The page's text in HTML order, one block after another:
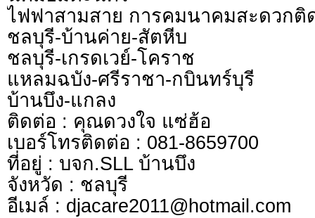
ไฟฟาสามสาย การคมนาคมสะดวกติ
ชลบุรี-บ้านค่าย-สัตหีบ
ชลบุรี-เกรดเวย์-โคราช
แหลมฉบัง-ศรีราชา-กบินทร์บุรี
บ้านบึง-แกลง
ติดต่อ : คุณดวงใจ แซ่ฮ้อ
เบอร์โทรติดต่อ : 081-8659700
ที่อยู่ : บจก.SLL บ้านบึง
จังหวัด : ชลบุรี
อีเมล์ : djacare2011@hotmail.com